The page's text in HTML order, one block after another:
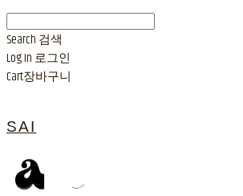
Search 검색
Log In 로그인
Cart장바구니
SAI